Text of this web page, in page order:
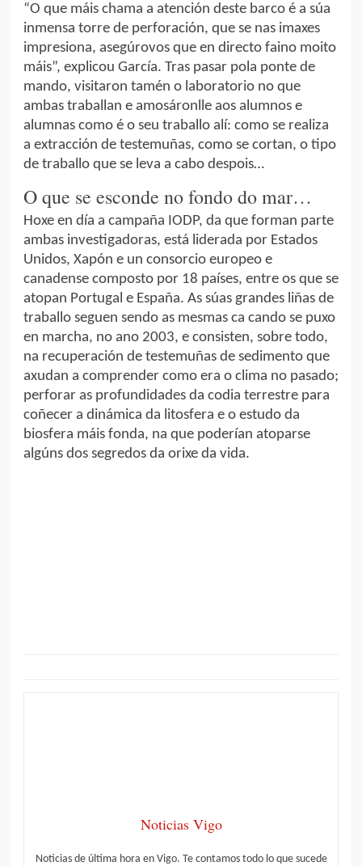
“O que máis chama a atención deste barco é a súa
inmensa torre de perforación, que se nas imaxes
impresiona, asegúrovos que en directo faino moito
máis”, explicou García. Tras pasar pola ponte de
mando, visitaron tamén o laboratorio no que
ambas traballan e amosáronlle aos alumnos e
alumnas como é o seu traballo alí: como se realiza
a extracción de testemuñas, como se cortan, o tipo
de traballo que se leva a cabo despois…
O que se esconde no fondo do mar…
Hoxe en día a campaña IODP, da que forman parte
ambas investigadoras, está liderada por Estados
Unidos, Xapón e un consorcio europeo e
canadense composto por 18 países, entre os que se
atopan Portugal e España. As súas grandes liñas de
traballo seguen sendo as mesmas ca cando se puxo
en marcha, no ano 2003, e consisten, sobre todo,
na recuperación de testemuñas de sedimento que
axudan a comprender como era o clima no pasado;
perforar as profundidades da codia terrestre para
coñecer a dinámica da litosfera e o estudo da
biosfera máis fonda, na que poderían atoparse
algúns dos segredos da orixe da vida.
Noticias Vigo
Noticias de última hora en Vigo. Te contamos todo lo que sucede